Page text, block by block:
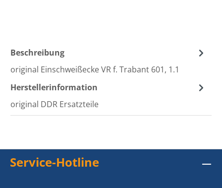
Beschreibung
original Einschweißecke VR f. Trabant 601, 1.1
Herstellerinformation
original DDR Ersatzteile
Service-Hotline